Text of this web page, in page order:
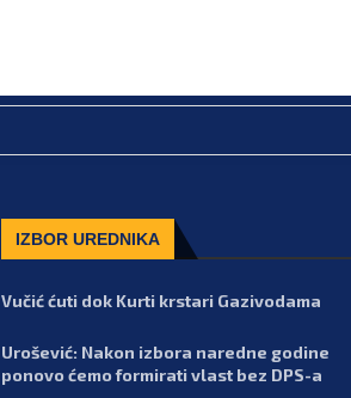
IZBOR UREDNIKA
Vučić ćuti dok Kurti krstari Gazivodama
Urošević: Nakon izbora naredne godine
ponovo ćemo formirati vlast bez DPS-a